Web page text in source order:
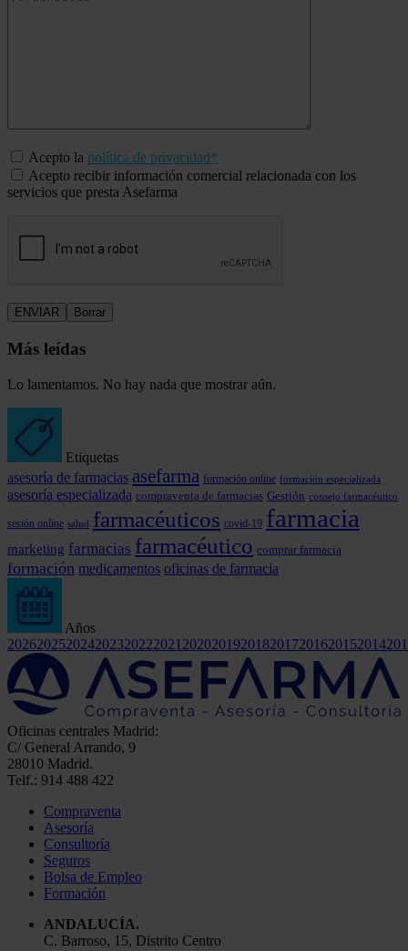
Acepto la política de privacidad*
Acepto recibir información comercial relacionada con los
servicios que presta Asefarma
Más leídas
Lo lamentamos. No hay nada que mostrar aún.
Etiquetas
asesoría de farmacias asefarma formación online formación especializada
asesoría especializada compraventa de farmacias Gestión consejo farmacéutico
sesión online salud farmacéuticos covid-19 farmacia
marketing farmacias farmacéutico comprar farmacia
formación medicamentos oficinas de farmacia
Años
202620252024202320222021 2020201920182017201620152014
Oficinas centrales Madrid:
C/ General Arrando, 9
28010 Madrid.
Telf.: 914 488 422
Compraventa
Asesoría
Consultoría
Seguros
Bolsa de Empleo
Formación
ANDALUCÍA.
C. Barroso, 15, Distrito Centro